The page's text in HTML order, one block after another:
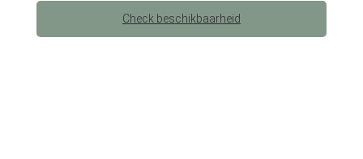
Check beschikbaarheid